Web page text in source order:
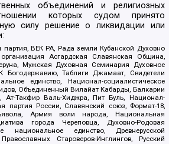
объединений и религиозных
которых судом принято
силу решение о ликвидации или
партия, ВЕК РА, Рада земли Кубанской Духовно
Асгардская Славянская Община,
Мужская Духовная Семинария Духовное
Богодержавию, Таблиги Джамаат, Свидетели
единство, Национал-социалистическое
Объединенный Вилайат Кабарды, Балкарии
Такфир Валь-Хиджра, Пит Буль, Национал-
партия России, Славянский союз, Формат-18,
Армия воли народа, Национальная
города Череповца, Духовно-Родовая
национальное единство, Древнерусской
Староверов-Инглингов, Русский